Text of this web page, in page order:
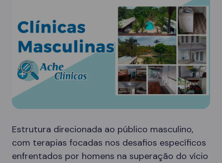
Estrutura direcionada ao público masculino,
com terapias focadas nos desafios específicos
enfrentados por homens na superação do vício